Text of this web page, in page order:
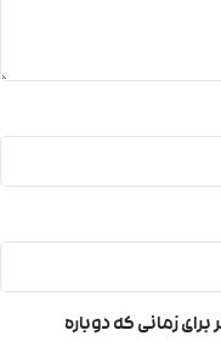
زمانی که دوباره